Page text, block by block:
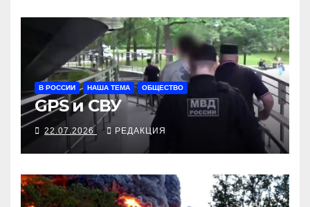
В РОССИИ НАША ТЕМА ОБЩЕСТВО
GPS и СВУ
22.07.2026 РЕДАКЦИЯ